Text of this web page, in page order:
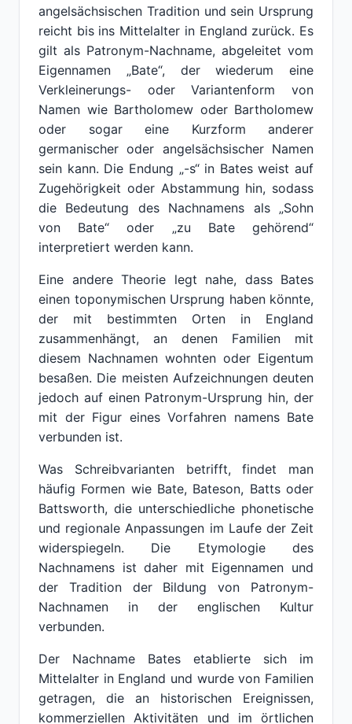
angelsächsischen Tradition und sein Ursprung
reicht bis ins Mittelalter in England zurück. Es
gilt als Patronym-Nachname, abgeleitet vom
Eigennamen „Bate“, der wiederum eine
Verkleinerungs- oder Variantenform von
Namen wie Bartholomew oder Bartholomew
oder sogar eine Kurzform anderer
germanischer oder angelsächsischer Namen
sein kann. Die Endung „-s“ in Bates weist auf
Zugehörigkeit oder Abstammung hin, sodass
die Bedeutung des Nachnamens als „Sohn
von Bate“ oder „zu Bate gehörend“
interpretiert werden kann.
Eine andere Theorie legt nahe, dass Bates
einen toponymischen Ursprung haben könnte,
der mit bestimmten Orten in England
zusammenhängt, an denen Familien mit
diesem Nachnamen wohnten oder Eigentum
besaßen. Die meisten Aufzeichnungen deuten
jedoch auf einen Patronym-Ursprung hin, der
mit der Figur eines Vorfahren namens Bate
verbunden ist.
Was Schreibvarianten betrifft, findet man
häufig Formen wie Bate, Bateson, Batts oder
Battsworth, die unterschiedliche phonetische
und regionale Anpassungen im Laufe der Zeit
widerspiegeln. Die Etymologie des
Nachnamens ist daher mit Eigennamen und
der Tradition der Bildung von Patronym-
Nachnamen in der englischen Kultur
verbunden.
Der Nachname Bates etablierte sich im
Mittelalter in England und wurde von Familien
getragen, die an historischen Ereignissen,
kommerziellen Aktivitäten und im örtlichen